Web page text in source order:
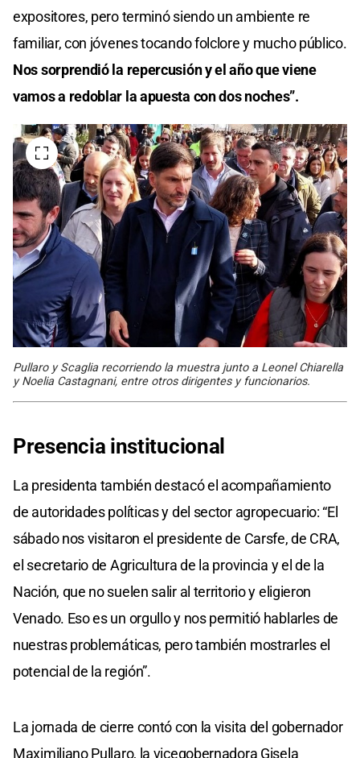
expositores, pero terminó siendo un ambiente re
familiar, con jóvenes tocando folclore y mucho público.
Nos sorprendió la repercusión y el año que viene
vamos a redoblar la apuesta con dos noches”.
Pullaro y Scaglia recorriendo la muestra junto a Leonel Chiarella
y Noelia Castagnani, entre otros dirigentes y funcionarios.
Presencia institucional
La presidenta también destacó el acompañamiento
de autoridades políticas y del sector agropecuario: “El
sábado nos visitaron el presidente de Carsfe, de CRA,
el secretario de Agricultura de la provincia y el de la
Nación, que no suelen salir al territorio y eligieron
Venado. Eso es un orgullo y nos permitió hablarles de
nuestras problemáticas, pero también mostrarles el
potencial de la región”.
La jornada de cierre contó con la visita del gobernador
Maximiliano Pullaro, la vicegobernadora Gisela